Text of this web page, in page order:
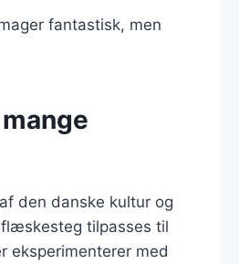
fantastisk, men
den danske kultur og
tilpasses til
eksperimenterer med